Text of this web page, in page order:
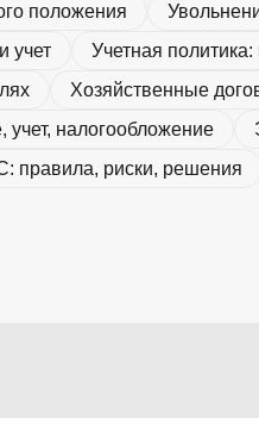
положения
учет
Учетная
Хозяйственные
учет, налогообложение
правила, риски, решения